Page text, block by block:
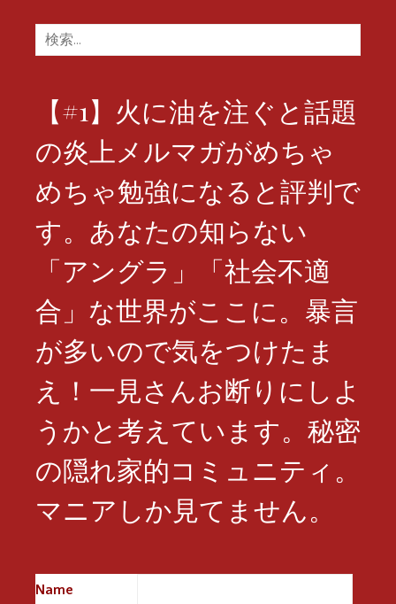
検
索:
【#1】火に油を注ぐと話題
の炎上メルマガがめちゃ
めちゃ勉強になると評判で
す。あなたの知らない
「アングラ」「社会不適
合」な世界がここに。暴言
が多いので気をつけたま
え！一見さんお断りにしよ
うかと考えています。秘密
の隠れ家的コミュニティ。
マニアしか見てません。
Name